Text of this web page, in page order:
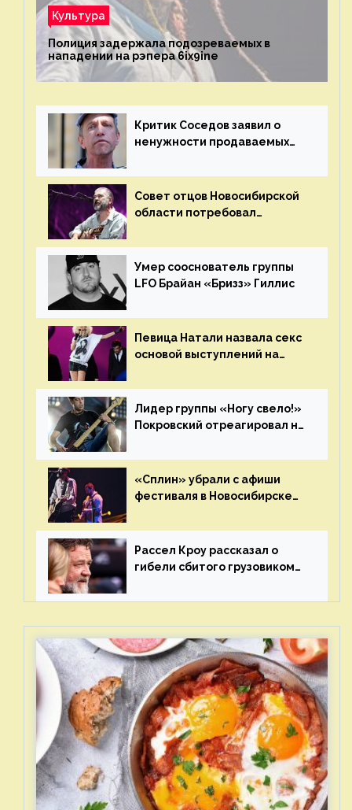
Культура
Полиция задержала подозреваемых в
нападении на рэпера 6ix9ine
Критик Соседов заявил о
ненужности продаваемых
Совет отцов Новосибирской
области потребовал
«Сплин»
Умер сооснователь группы
LFO Брайан «Бризз» Гиллис
Певица Натали назвала секс
основой выступлений на
Лидер группы «Ногу свело!»
Покровский отреагировал на
«Сплин» убрали с афиши
фестиваля в Новосибирске
отцов»
Рассел Кроу рассказал о
гибели сбитого грузовиком